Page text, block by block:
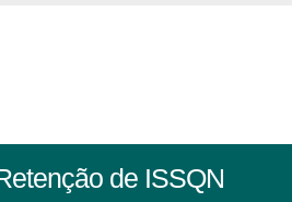
de ISSQN